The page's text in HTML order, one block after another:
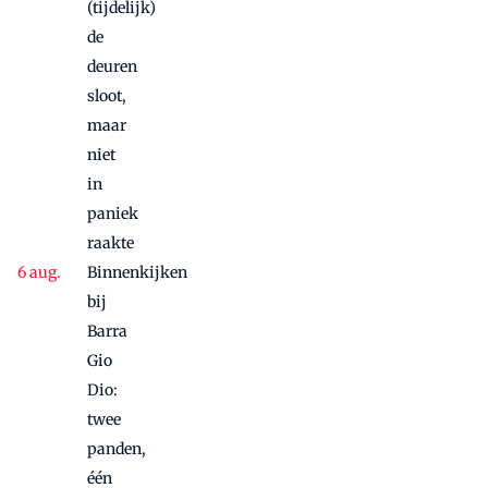
(tijdelijk)
de
deuren
sloot,
maar
niet
in
paniek
raakte
Binnenkijken
bij
Barra
Gio
Dio:
twee
panden,
één